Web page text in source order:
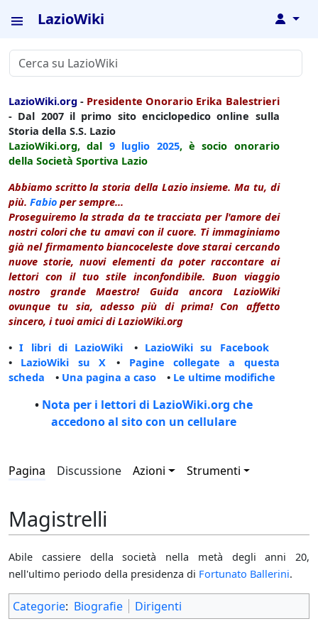
LazioWiki ↓
LazioWiki.org - Presidente Onorario Erika Balestrieri
- Dal 2007 il primo sito enciclopedico online sulla
Storia della S.S. Lazio
LazioWiki.org, dal 9 luglio 2025, è socio onorario
della Società Sportiva Lazio
Abbiamo scritto la storia della Lazio insieme. Ma tu, di
più. Fabio per sempre...
Proseguiremo la strada da te tracciata per l'amore dei
nostri colori che tu amavi con il cuore. Ti immaginiamo
già nel firmamento biancoceleste dove starai cercando
nuove storie, nuovi elementi da poter raccontare ai
lettori con il tuo stile inconfondibile. Buon viaggio
nostro grande Maestro! Guida ancora LazioWiki
ovunque tu sia, adesso più di prima! Con affetto
sincero, i tuoi amici di LazioWiki.org
•I libri di LazioWiki • LazioWiki su Facebook
• LazioWiki su X • Pagine collegate a questa
scheda • Una pagina a caso • Le ultime modifiche
• Nota per i lettori di LazioWiki.org che
accedono al sito con un cellulare
Pagina Discussione Azioni Strumenti
Magistrelli
Abile cassiere della società nella metà degli anni 20,
nell'ultimo periodo della presidenza di Fortunato Ballerini.
Categorie: Biografie Dirigenti